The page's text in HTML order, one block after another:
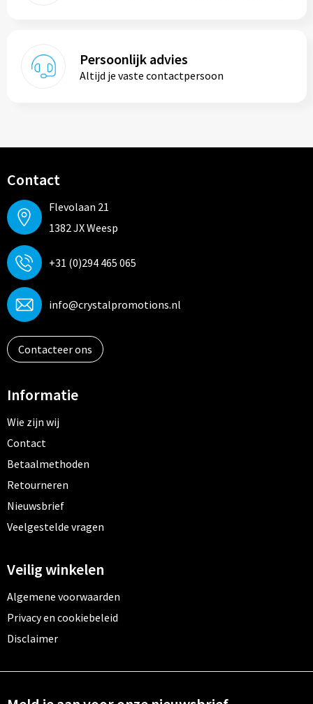
Persoonlijk advies
Altijd je vaste contactpersoon
Contact
Flevolaan 21
1382 JX Weesp
+31 (0)294 465 065
info@crystalpromotions.nl
Contacteer ons
Informatie
Wie zijn wij
Contact
Betaalmethoden
Retourneren
Nieuwsbrief
Veelgestelde vragen
Veilig winkelen
Algemene voorwaarden
Privacy en cookiebeleid
Disclaimer